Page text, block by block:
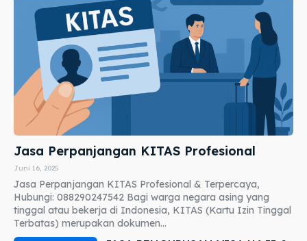
Jasa Perpanjangan KITAS Profesional
Juni 16, 2025
Jasa Perpanjangan KITAS Profesional & Terpercaya,
Hubungi: 088290247542 Bagi warga negara asing yang
tinggal atau bekerja di Indonesia, KITAS (Kartu Izin Tinggal
Terbatas) merupakan dokumen...